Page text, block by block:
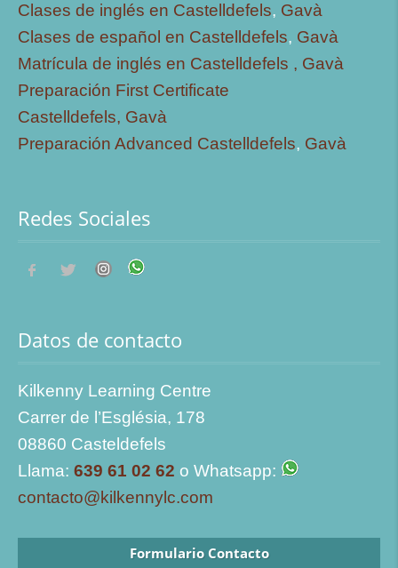
Clases de inglés en Castelldefels, Gavà
Clases de español en Castelldefels, Gavà
Matrícula de inglés en Castelldefels , Gavà
Preparación First Certificate
Castelldefels, Gavà
Preparación Advanced Castelldefels, Gavà
Redes Sociales
Datos de contacto
Kilkenny Learning Centre
Carrer de l’Església, 178
08860 Casteldefels
Llama: 639 61 02 62 o Whatsapp:
contacto@kilkennylc.com
Formulario Contacto